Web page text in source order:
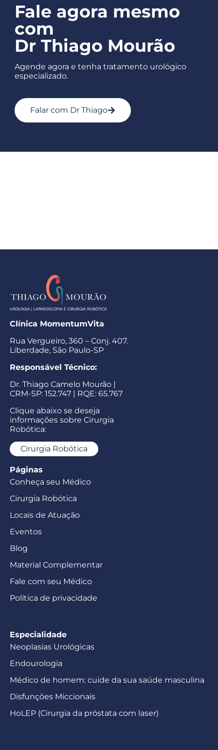
Fale agora mesmo
com
Dr Thiago Mourão
Agende agora e tenha tratamento urológico
especializado.
Falar com Dr Thiago
Clínica MomentumVita
Rua Vergueiro, 360 – Conj. 407.
Liberdade, São Paulo-SP
Responsável Técnico:
Dr. Thiago Camelo Mourão |
CRM-SP: 152.747 | RQE: 65.767
Clique abaixo se deseja
informações sobre Cirurgia
Robótica:
Cirurgia Robótica
Páginas
Conheça seu Médico
Cirurgia Robótica
Locais de Atuação
Eventos
Blog
Material Complementar
Fale com seu Médico
Política de privacidade
Especialidade
Neoplasias Urológicas
Endourologia
Médico de homem: cuide da sua saúde masculina
Disfunções Miccionais
HoLEP (Cirurgia da próstata com laser)